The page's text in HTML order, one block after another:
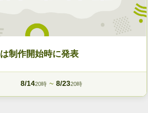
制作開始時に発表
8/1420時 ~ 8/2320時